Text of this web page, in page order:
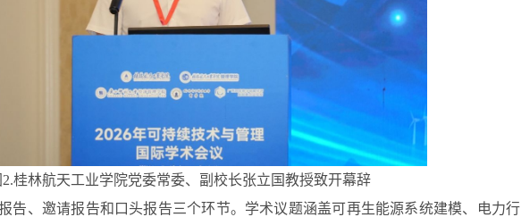
2.桂林航天工业学院党委常委、副校长张立国教授致开幕辞
告、邀请报告和口头报告三个环节。学术议题涵盖可再生能源系统建模、电力行